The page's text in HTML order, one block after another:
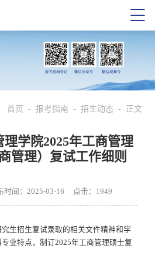
首页 - 报考指南 - 招生动态 - 正文
学院2025年工商管理
管理）复试工作细则
间：2025-03-16 点击： 1949
生招生复试录取的相关文件精神和学
业特点，制订2025年工商管理硕士复